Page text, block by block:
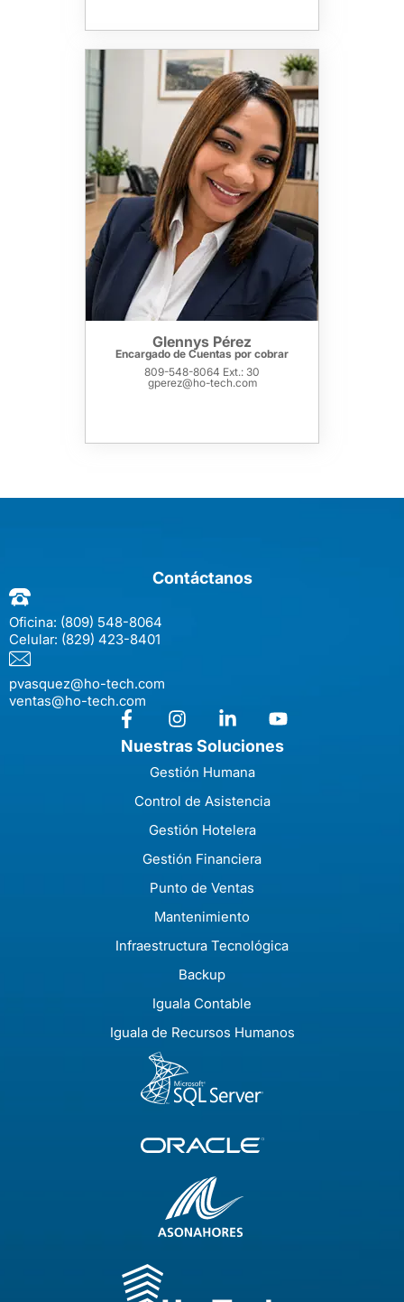
Glennys Pérez
Encargado de Cuentas por cobrar
809-548-8064 Ext.: 30
gperez@ho-tech.com
Contáctanos
Oficina: (809) 548-8064
Celular: (829) 423-8401
pvasquez@ho-tech.com
ventas@ho-tech.com
Nuestras Soluciones
Gestión Humana
Control de Asistencia
Gestión Hotelera
Gestión Financiera
Punto de Ventas
Mantenimiento
Infraestructura Tecnológica
Backup
Iguala Contable
Iguala de Recursos Humanos